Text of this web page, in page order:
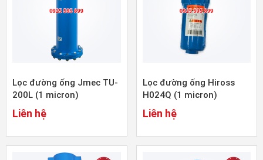
Lọc đường ống Jmec TU-
200L (1 micron)
Liên hệ
Lọc đường ống Hiross
H024Q (1 micron)
Liên hệ